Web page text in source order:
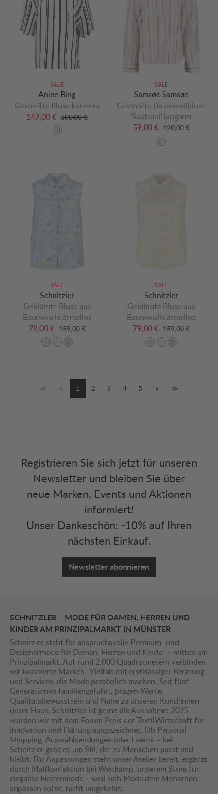
SALE
Anine Bing
Gestreifte Bluse kurzarm
149,00 € 300,00 €
SALE
Samsøe Samsøe
Gestreifte Baumwollbluse
'Saatrani' langarm
59,00 € 120,00 €
SALE
Schnitzler
Geblümte Bluse aus
Baumwolle ärmellos
79,00 € 159,00 €
SALE
Schnitzler
Geblümte Bluse aus
Baumwolle ärmellos
79,00 € 159,00 €
1 2 3 4 5
Registrieren Sie sich jetzt für unseren
Newsletter und bleiben Sie über
neue Marken, Events und Aktionen
informiert!
Unser Dankeschön: -10% auf Ihren
nächsten Einkauf.
Newsletter abonnieren
SCHNITZLER – MODE FÜR DAMEN, HERREN UND
KINDER AM PRINZIPALMARKT IN MÜNSTER
Schnitzler steht für anspruchsvolle Premium- und
Designermode für Damen, Herren und Kinder – mitten am
Prinzipalmarkt. Auf rund 2.000 Quadratmetern verbinden
wir kuratierte Marken- Vielfalt mit erstklassiger Beratung
und Services, die Mode persönlich machen. Seit fünf
Generationen familiengeführt, prägen Werte,
Qualitätsbewusstsein und Nähe zu unseren Kund:innen
unser Haus. Schnitzler ist gerne die Ausnahme: 2025
wurden wir mit dem Forum Preis der TextilWirtschaft für
Innovation und Haltung ausgezeichnet. Ob Personal
Shopping, Auswahlsendungen oder Events – bei
Schnitzler geht es um Stil, der zu Menschen passt und
bleibt. Für Anpassungen steht unser Atelier bereit, ergänzt
durch Maßkonfektion bei Weitkamp, unserem Store für
elegante Herrenmode – weil sich Mode dem Menschen
anpassen sollte, nicht umgekehrt.